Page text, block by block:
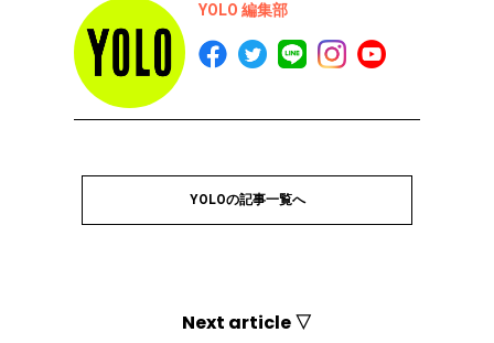
YOLO 編集部
YOLOの記事一覧へ
Next article ▽